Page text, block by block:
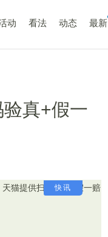
动 看法 动态 最新
验真+假一
快讯